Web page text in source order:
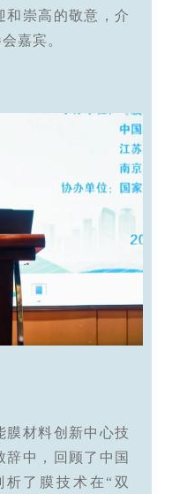
和崇高的敬意，介
嘉宾。
膜材料创新中心技
中，回顾了中国
了膜技术在“双